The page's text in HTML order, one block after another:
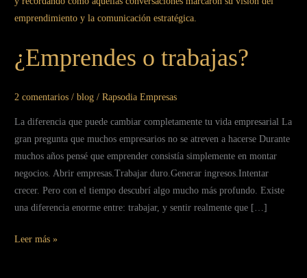
¿Emprendes o trabajas?
2 comentarios /blog /Rapsodia Empresas
La diferencia que puede cambiar completamente tu vida empresarial La
gran pregunta que muchos empresarios no se atreven a hacerse Durante
muchos años pensé que emprender consistía simplemente en montar
negocios. Abrir empresas.Trabajar duro.Generar ingresos.Intentar
crecer. Pero con el tiempo descubrí algo mucho más profundo. Existe
una diferencia enorme entre: trabajar, y sentir realmente que […]
trabajas?
Leer más »